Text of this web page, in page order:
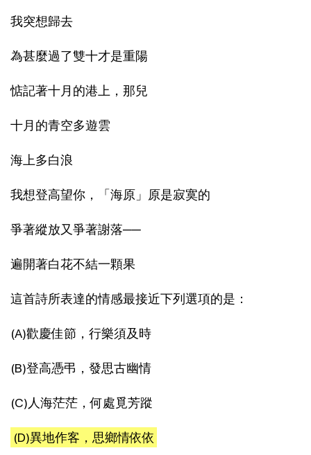
我突想歸去
為甚麼過了雙十才是重陽
惦記著十月的港上，那兒
十月的青空多遊雲
海上多白浪
我想登高望你，「海原」原是寂寞的
爭著縱放又爭著謝落──
遍開著白花不結一顆果
這首詩所表達的情感最接近下列選項的是：
(A)歡慶佳節，行樂須及時
(B)登高憑弔，發思古幽情
(C)人海茫茫，何處覓芳蹤
(D)異地作客，思鄉情依依